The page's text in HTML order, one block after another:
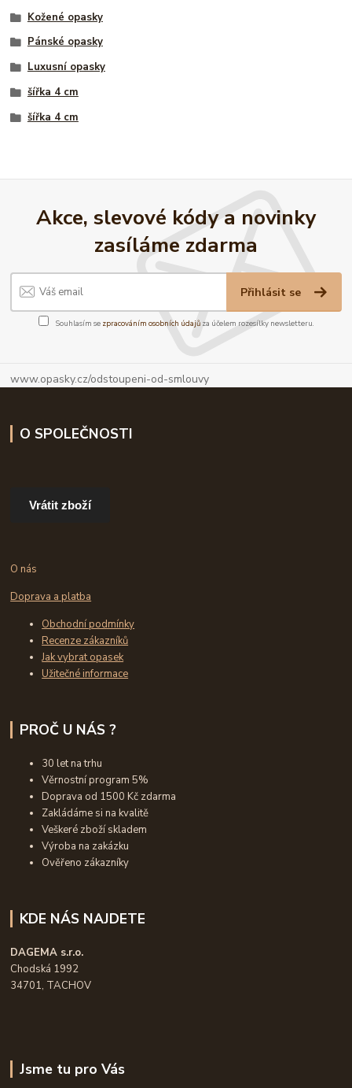
Kožené opasky
Pánské opasky
Luxusní opasky
šířka 4 cm
šířka 4 cm
Akce, slevové kódy a novinky
zasíláme zdarma
Přihlásit se
Souhlasím se zpracováním osobních údajůza účelem rozesílky newsletteru.
www.opasky.cz/odstoupeni-od-smlouvy
O SPOLEČNOSTI
Vrátit zboží
O nás
Doprava a platba
Obchodní podmínky
Recenze zákazníků
Jak vybrat opasek
Užitečné informace
PROČ U NÁS ?
30 let na trhu
Věrnostní program 5%
Doprava od 1500 Kč zdarma
Zakládáme si na kvalitě
Veškeré zboží skladem
Výroba na zakázku
Ověřeno zákazníky
KDE NÁS NAJDETE
DAGEMA s.r.o.
Chodská 1992
34701, TACHOV
Jsme tu pro Vás